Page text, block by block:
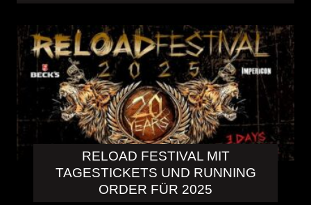
RELOAD FESTIVAL MIT
TAGESTICKETS UND RUNNING
ORDER FÜR 2025